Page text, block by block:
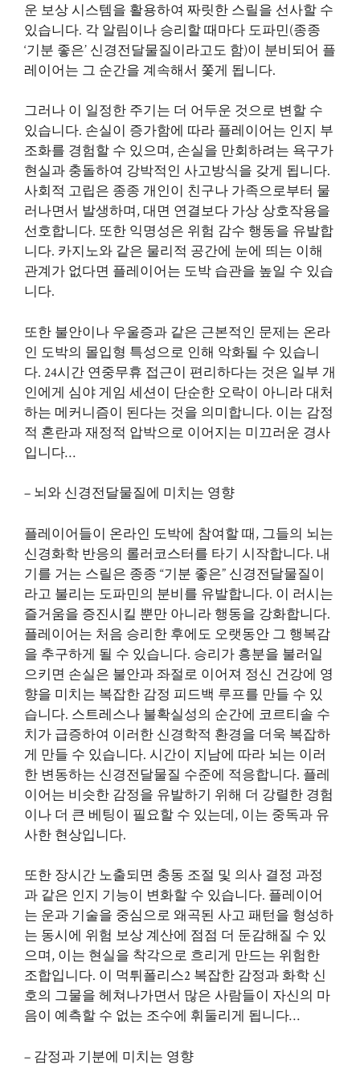
운 보상 시스템을 활용하여 짜릿한 스릴을 선사할 수
있습니다. 각 알림이나 승리할 때마다 도파민(종종
‘기분 좋은’ 신경전달물질이라고도 함)이 분비되어 플
레이어는 그 순간을 계속해서 쫓게 됩니다.
그러나 이 일정한 주기는 더 어두운 것으로 변할 수
있습니다. 손실이 증가함에 따라 플레이어는 인지 부
조화를 경험할 수 있으며, 손실을 만회하려는 욕구가
현실과 충돌하여 강박적인 사고방식을 갖게 됩니다.
사회적 고립은 종종 개인이 친구나 가족으로부터 물
러나면서 발생하며, 대면 연결보다 가상 상호작용을
선호합니다. 또한 익명성은 위험 감수 행동을 유발합
니다. 카지노와 같은 물리적 공간에 눈에 띄는 이해
관계가 없다면 플레이어는 도박 습관을 높일 수 있습
니다.
또한 불안이나 우울증과 같은 근본적인 문제는 온라
인 도박의 몰입형 특성으로 인해 악화될 수 있습니
다. 24시간 연중무휴 접근이 편리하다는 것은 일부 개
인에게 심야 게임 세션이 단순한 오락이 아니라 대처
하는 메커니즘이 된다는 것을 의미합니다. 이는 감정
적 혼란과 재정적 압박으로 이어지는 미끄러운 경사
입니다…
– 뇌와 신경전달물질에 미치는 영향
플레이어들이 온라인 도박에 참여할 때, 그들의 뇌는
신경화학 반응의 롤러코스터를 타기 시작합니다. 내
기를 거는 스릴은 종종 “기분 좋은” 신경전달물질이
라고 불리는 도파민의 분비를 유발합니다. 이 러시는
즐거움을 증진시킬 뿐만 아니라 행동을 강화합니다.
플레이어는 처음 승리한 후에도 오랫동안 그 행복감
을 추구하게 될 수 있습니다. 승리가 흥분을 불러일
으키면 손실은 불안과 좌절로 이어져 정신 건강에 영
향을 미치는 복잡한 감정 피드백 루프를 만들 수 있
습니다. 스트레스나 불확실성의 순간에 코르티솔 수
치가 급증하여 이러한 신경학적 환경을 더욱 복잡하
게 만들 수 있습니다. 시간이 지남에 따라 뇌는 이러
한 변동하는 신경전달물질 수준에 적응합니다. 플레
이어는 비슷한 감정을 유발하기 위해 더 강렬한 경험
이나 더 큰 베팅이 필요할 수 있는데, 이는 중독과 유
사한 현상입니다.
또한 장시간 노출되면 충동 조절 및 의사 결정 과정
과 같은 인지 기능이 변화할 수 있습니다. 플레이어
는 운과 기술을 중심으로 왜곡된 사고 패턴을 형성하
는 동시에 위험 보상 계산에 점점 더 둔감해질 수 있
으며, 이는 현실을 착각으로 흐리게 만드는 위험한
조합입니다. 이 먹튀폴리스2 복잡한 감정과 화학 신
호의 그물을 헤쳐나가면서 많은 사람들이 자신의 마
음이 예측할 수 없는 조수에 휘둘리게 됩니다…
– 감정과 기분에 미치는 영향